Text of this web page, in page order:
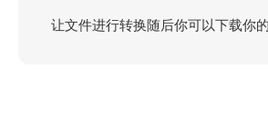
让文件进行转换随后你可以下载你